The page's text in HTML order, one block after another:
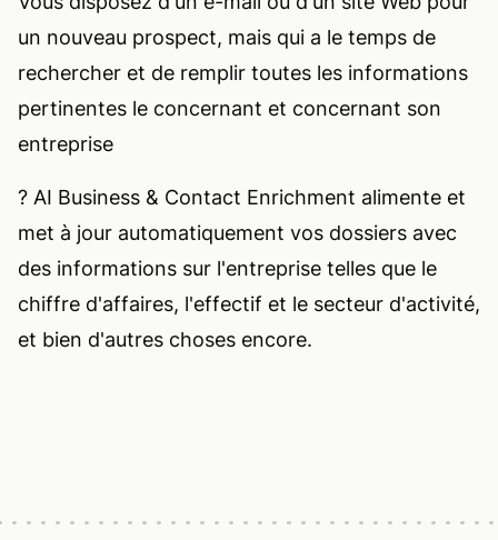
un nouveau prospect, mais qui a le temps de
rechercher et de remplir toutes les informations
pertinentes le concernant et concernant son
entreprise
? AI Business & Contact Enrichment alimente et
met à jour automatiquement vos dossiers avec
des informations sur l'entreprise telles que le
chiffre d'affaires, l'effectif et le secteur d'activité,
et bien d'autres choses encore.